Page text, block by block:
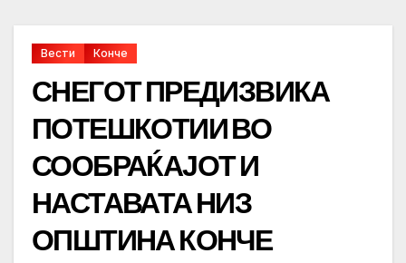
Вести Конче
СНЕГОТ ПРЕДИЗВИКА
ПОТЕШКОТИИ ВО
СООБРАЌАЈОТ И
НАСТАВАТА НИЗ
ОПШТИНА КОНЧЕ